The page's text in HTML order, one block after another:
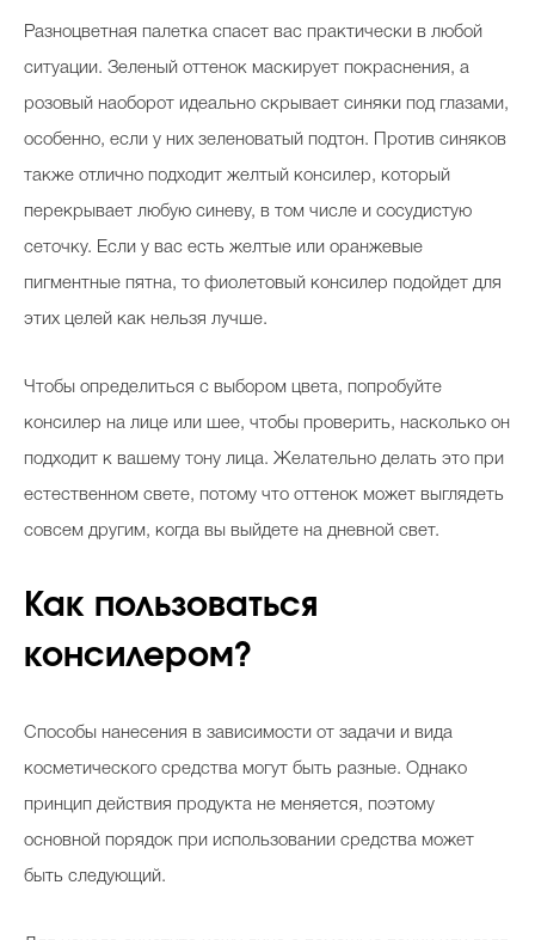
Разноцветная палетка спасет вас практически в любой
ситуации. Зеленый оттенок маскирует покраснения, а
розовый наоборот идеально скрывает синяки под глазами,
особенно, если у них зеленоватый подтон. Против синяков
также отлично подходит желтый консилер, который
перекрывает любую синеву, в том числе и сосудистую
сеточку. Если у вас есть желтые или оранжевые
пигментные пятна, то фиолетовый консилер подойдет для
этих целей как нельзя лучше.
Чтобы определиться с выбором цвета, попробуйте
консилер на лице или шее, чтобы проверить, насколько он
подходит к вашему тону лица. Желательно делать это при
естественном свете, потому что оттенок может выглядеть
совсем другим, когда вы выйдете на дневной свет.
Как пользоваться
консилером?
Способы нанесения в зависимости от задачи и вида
косметического средства могут быть разные. Однако
принцип действия продукта не меняется, поэтому
основной порядок при использовании средства может
быть следующий.